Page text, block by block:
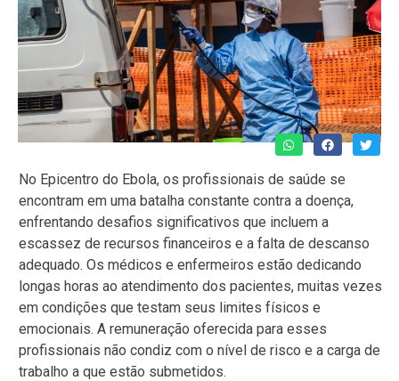
No Epicentro do Ebola, os profissionais de saúde se
encontram em uma batalha constante contra a doença,
enfrentando desafios significativos que incluem a
escassez de recursos financeiros e a falta de descanso
adequado. Os médicos e enfermeiros estão dedicando
longas horas ao atendimento dos pacientes, muitas vezes
em condições que testam seus limites físicos e
emocionais. A remuneração oferecida para esses
profissionais não condiz com o nível de risco e a carga de
trabalho a que estão submetidos.